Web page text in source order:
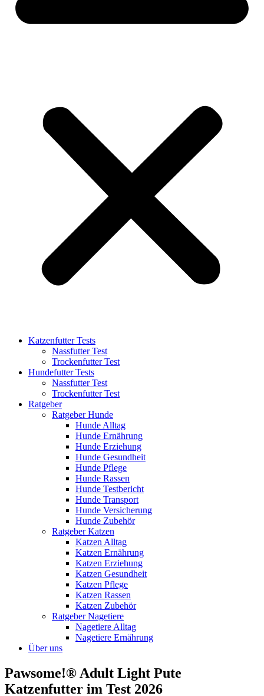
Katzenfutter Tests
Nassfutter Test
Trockenfutter Test
Hundefutter Tests
Nassfutter Test
Trockenfutter Test
Ratgeber
Ratgeber Hunde
Hunde Alltag
Hunde Ernährung
Hunde Erziehung
Hunde Gesundheit
Hunde Pflege
Hunde Rassen
Hunde Testbericht
Hunde Transport
Hunde Versicherung
Hunde Zubehör
Ratgeber Katzen
Katzen Alltag
Katzen Ernährung
Katzen Erziehung
Katzen Gesundheit
Katzen Pflege
Katzen Rassen
Katzen Zubehör
Ratgeber Nagetiere
Nagetiere Alltag
Nagetiere Ernährung
Über uns
Pawsome!® Adult Light Pute
Katzenfutter im Test 2026